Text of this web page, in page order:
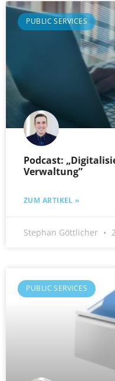
PUBLIC SERVICES
Podcast:
Verwaltung”
ZUM ARTIKEL »
Stephan Göttlicher
PUBLIC SERVICES